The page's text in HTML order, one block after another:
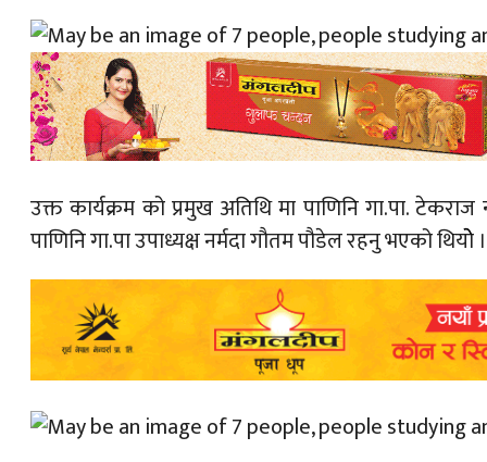
उक्त कार्यक्रम को प्रमुख अतिथि मा पाणिनि गा.पा.
पाणिनि गा.पा उपाध्यक्ष नर्मदा गौतम पौडेल रहनु भएको थियोे ।